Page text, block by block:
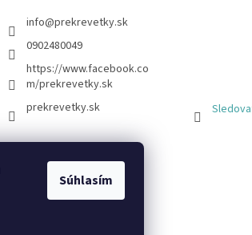
Súhlasím
info@prekrevetky.sk
0902480049
https://www.facebook.co
m/prekrevetky.sk
prekrevetky.sk